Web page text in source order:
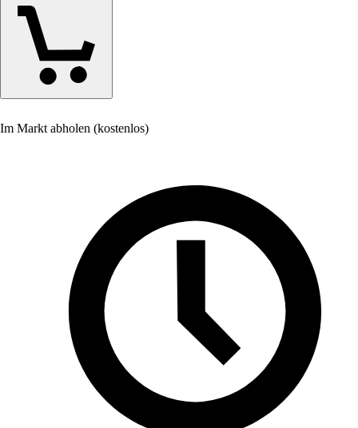
Im Markt abholen (kostenlos)